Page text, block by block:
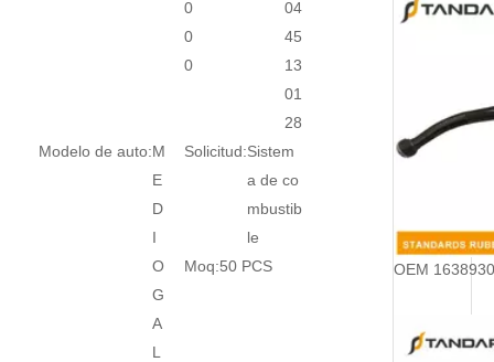
0
0
0
04
45
13
01
28
Modelo de auto:M
E
D
I
O
G
A
L
Solicitud:Sistem
a de co
mbustib
le
Moq:50 PCS